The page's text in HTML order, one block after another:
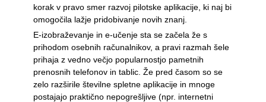
korak v pravo smer razvoj pilotske aplikacije, ki naj bi
omogočila lažje pridobivanje novih znanj.
E-izobraževanje in e-učenje sta se začela že s
prihodom osebnih računalnikov, a pravi razmah šele
prihaja z vedno večjo popularnostjo pametnih
prenosnih telefonov in tablic. Že pred časom so se
zelo razširile številne spletne aplikacije in mnoge
postajajo praktično nepogrešljive (npr. internetni